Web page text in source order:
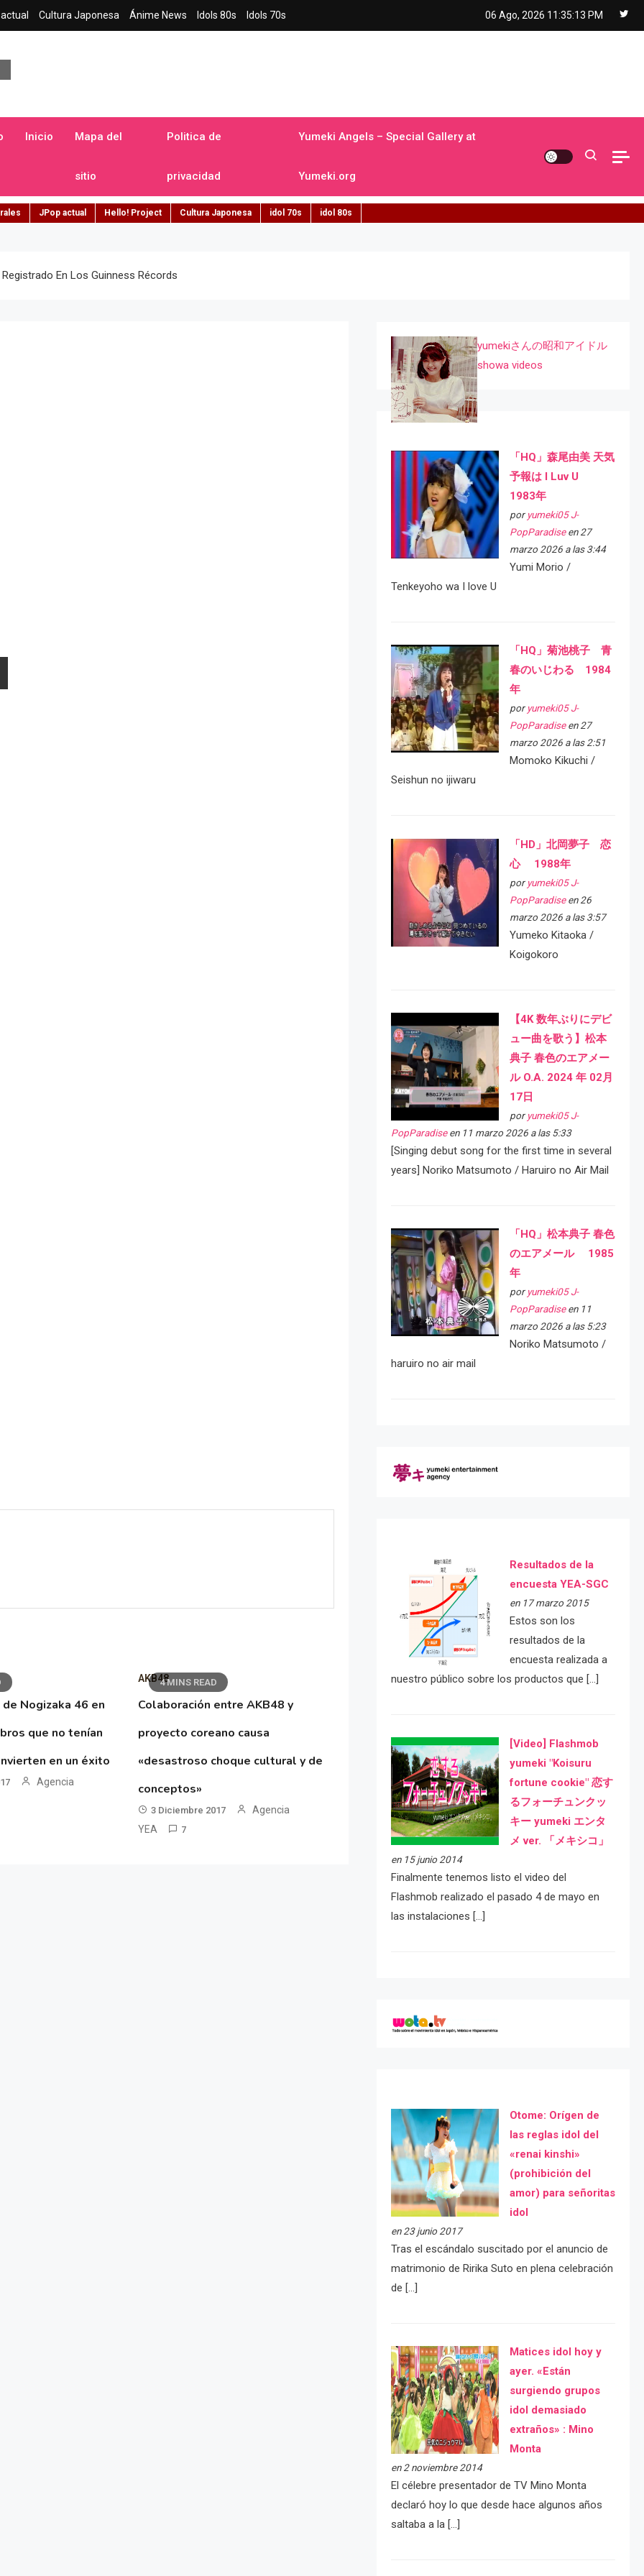
Cultura Japonesa Ánime News Idols 80s Idols 70s 06 Ago, 2026 11:35:14 PM
Inicio Mapa del
sitio
Politica de
privacidad
Yumeki Angels – Special Gallery at
Yumeki.org
JPop actual Hello! Project Cultura Japonesa idol 70s idol 80s
En Los Guinness Récords
Nogizaka 46 en
que no tenían
en un éxito
Agencia
4 MINS READ
AKB48
Colaboración entre AKB48 y
proyecto coreano causa
«desastroso choque cultural y de
conceptos»
3 Diciembre 2017
Agencia
YEA
7
yumekiさんの昭和アイドル
showa videos
「HQ」森尾由美 天気
予報は I Luv U
1983年
por yumeki05 J-
PopParadiseen 27
marzo 2026 a las 3:44
Yumi Morio /
Tenkeyoho wa I love U
「HQ」菊池桃子 青
春のいじわる 1984
年
por yumeki05 J-
PopParadiseen 27
marzo 2026 a las 2:51
Momoko Kikuchi /
Seishun no ijiwaru
「HD」北岡夢子 恋
心 1988年
por yumeki05 J-
PopParadiseen 26
marzo 2026 a las 3:57
Yumeko Kitaoka /
Koigokoro
【4K 数年ぶりにデビ
ュー曲を歌う】松本
典子 春色のエアメー
ル O.A. 2024 年 02月
17日
por yumeki05 J-
PopParadiseen 11 marzo 2026 a las 5:33
[Singing debut song for the first time in several
years] Noriko Matsumoto / Haruiro no Air Mail
「HQ」松本典子 春色
のエアメール 1985
年
por yumeki05 J-
PopParadiseen 11
marzo 2026 a las 5:23
Noriko Matsumoto /
haruiro no air mail
Resultados de la
encuesta YEA-SGC
en 17 marzo 2015
Estos son los
resultados de la
encuesta realizada a
nuestro público sobre los productos que […]
[Video] Flashmob
yumeki "Koisuru
fortune cookie" 恋す
るフォーチュンクッ
キー yumeki エンタ
メ ver. 「メキシコ」
en 15 junio 2014
Finalmente tenemos listo el video del
Flashmob realizado el pasado 4 de mayo en
las instalaciones […]
Otome: Orígen de
las reglas idol del
«renai kinshi»
(prohibición del
amor) para señoritas
idol
en 23 junio 2017
Tras el escándalo suscitado por el anuncio de
matrimonio de Ririka Suto en plena celebración
de […]
Matices idol hoy y
ayer. «Están
surgiendo grupos
idol demasiado
extraños» : Mino
Monta
en 2 noviembre 2014
El célebre presentador de TV Mino Monta
declaró hoy lo que desde hace algunos años
saltaba a la […]